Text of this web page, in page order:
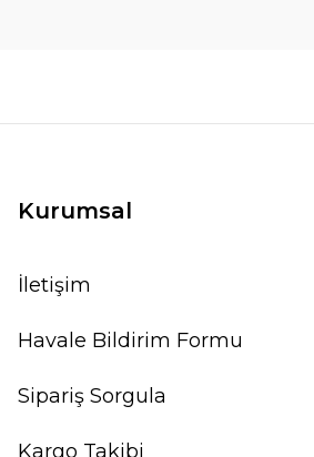
Kurumsal
İletişim
Havale Bildirim Formu
Sipariş Sorgula
Kargo Takibi